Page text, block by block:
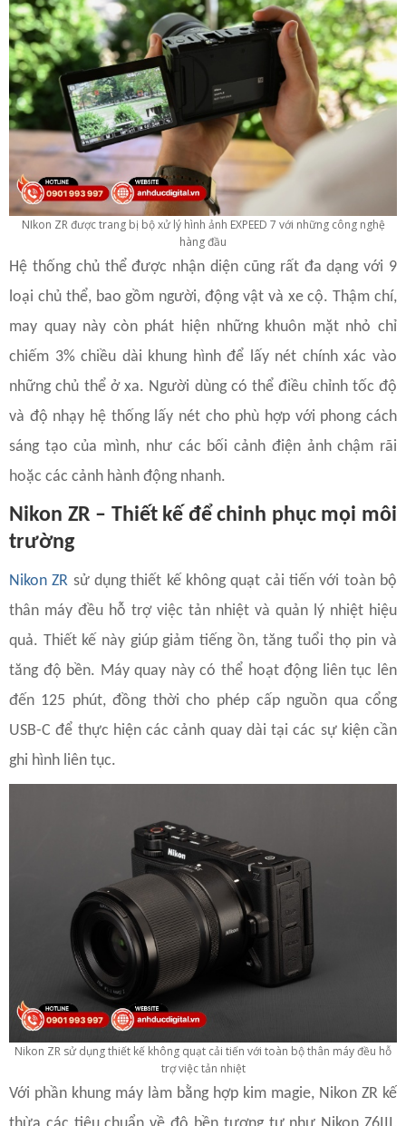
NIkon ZR được trang bị bộ xử lý hình ảnh EXPEED 7 với những công nghệ
hàng đầu
Hệ thống chủ thể được nhận diện cũng rất đa dạng với 9
loại chủ thể, bao gồm người, động vật và xe cộ. Thậm chí,
may quay này còn phát hiện những khuôn mặt nhỏ chỉ
chiếm 3% chiều dài khung hình để lấy nét chính xác vào
những chủ thể ở xa. Người dùng có thể điều chỉnh tốc độ
và độ nhạy hệ thống lấy nét cho phù hợp với phong cách
sáng tạo của mình, như các bối cảnh điện ảnh chậm rãi
hoặc các cảnh hành động nhanh.
Nikon ZR – Thiết kế để chinh phục mọi môi
trường
Nikon ZR sử dụng thiết kế không quạt cải tiến với toàn bộ
thân máy đều hỗ trợ việc tản nhiệt và quản lý nhiệt hiệu
quả. Thiết kế này giúp giảm tiếng ồn, tăng tuổi thọ pin và
tăng độ bền. Máy quay này có thể hoạt động liên tục lên
đến 125 phút, đồng thời cho phép cấp nguồn qua cổng
USB-C để thực hiện các cảnh quay dài tại các sự kiện cần
ghi hình liên tục.
Nikon ZR sử dụng thiết kế không quạt cải tiến với toàn bộ thân máy đều hỗ
trợ việc tản nhiệt
Với phần khung máy làm bằng hợp kim magie, Nikon ZR kế